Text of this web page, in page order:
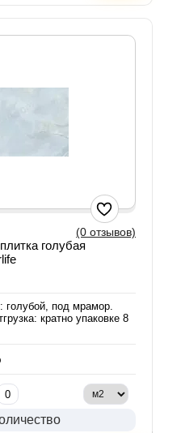
(0 отзывов)
голубая
голубой, под мрамор.
кратно упаковке 8